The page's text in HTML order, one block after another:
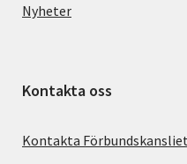
Nyheter
Kontakta oss
Kontakta Förbundskansliet